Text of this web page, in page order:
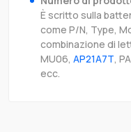
È scritto sulla
come P/N, Type,
combinazione di
MU06, AP21A7T,
ecc.